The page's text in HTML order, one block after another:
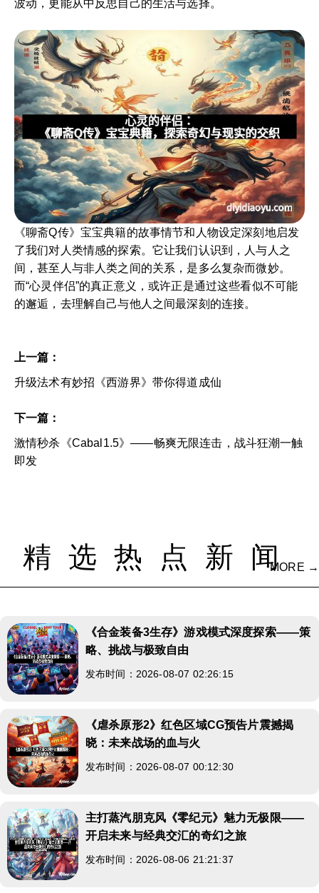
波动，更能从中反思自己的生活与选择。
《聊斋Q传》宝宝典籍的故事情节和人物设定深刻地启发
了我们对人类情感的探索。它让我们认识到，人与人之
间，甚至人与非人类之间的关系，是多么复杂而微妙。
而“心灵伴侣”的真正意义，或许正是通过这些看似不可能
的邂逅，去理解自己与他人之间最深刻的连接。
上一篇：
升级法术有妙招《西游界》带你得道成仙
下一篇：
激情秒杀《Cabal1.5》——畅爽无限连击，战斗狂潮一触
即发
精选热点新闻
MORE →
《合金装备3生存》游戏模式深度探索——策
略、挑战与极致自由
发布时间：2026-08-07 02:26:15
《虐杀原形2》红色区域CG预告片震撼揭
晓：未来战场的血与火
发布时间：2026-08-07 00:12:30
主打蒸汽朋克风《零纪元》魅力无极限——
开启未来与经典交汇的奇幻之旅
发布时间：2026-08-06 21:21:37